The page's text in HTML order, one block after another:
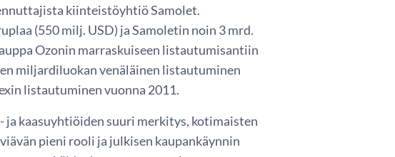
kiinteistöyhtiö Samolet.
(550 milj. USD) ja Samoletin noin 3 mrd.
Ozonin marraskuiseen listautumisantiin
miljardiluokan venäläinen listautuminen
listautuminen vuonna 2011.
kaasuyhtiöiden suuri merkitys, kotimaisten
pieni rooli ja julkisen kaupankäynnin